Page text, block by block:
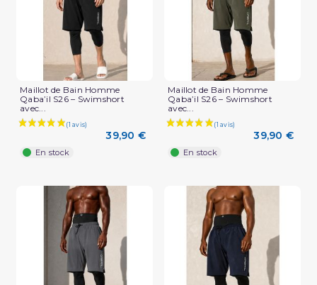
Maillot de Bain Homme
Qaba’il S26 – Swimshort
avec...
39,90 €
En stock
Maillot de Bain Homme
Qaba’il S26 – Swimshort
avec...
39,90 €
En stock